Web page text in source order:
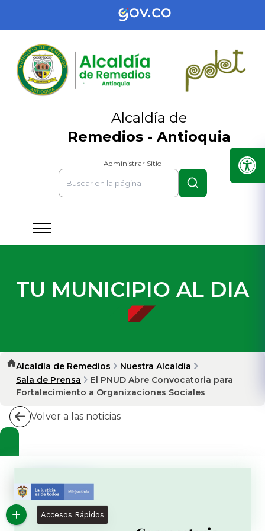
Alcaldía de
Remedios - Antioquia
Administrar Sitio
TU MUNICIPIO AL DIA
Alcaldía de Remedios
Nuestra Alcaldía
Sala de Prensa
El PNUD Abre Convocatoria para
Fortalecimiento a Organizaciones Sociales
Volver a las noticias
Accesos Rápidos